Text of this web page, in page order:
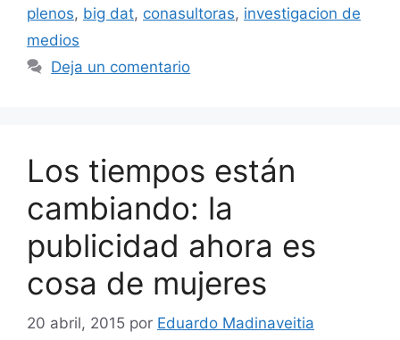
plenos, big dat, conasultoras, investigacion de
medios
Deja un comentario
Los tiempos están
cambiando: la
publicidad ahora es
cosa de mujeres
20 abril, 2015 por Eduardo Madinaveitia